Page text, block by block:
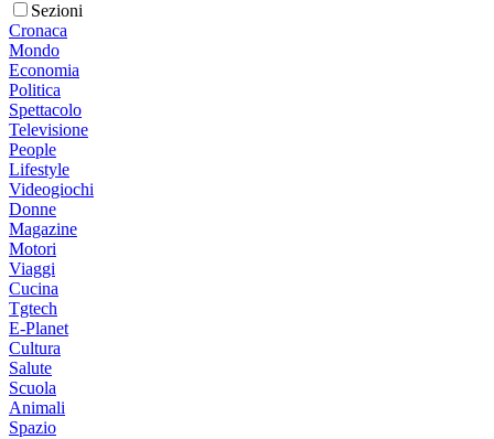
Sezioni
Cronaca
Mondo
Economia
Politica
Spettacolo
Televisione
People
Lifestyle
Videogiochi
Donne
Magazine
Motori
Viaggi
Cucina
Tgtech
E-Planet
Cultura
Salute
Scuola
Animali
Spazio